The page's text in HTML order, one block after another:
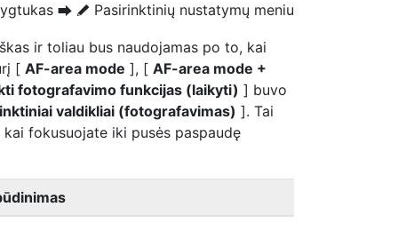
U A Pasirinktinių nustatymų meniu
ir toliau bus naudojamas po to, kai
[ AF-area mode ], [ AF-area mode +
fotografavimo funkcijas (laikyti) ] buvo
valdikliai (fotografavimas) ]. Tai
fokusuojate iki pusės paspaudę